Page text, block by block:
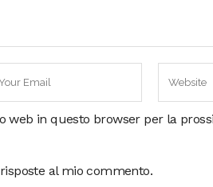
web in questo browser per la
al mio commento.